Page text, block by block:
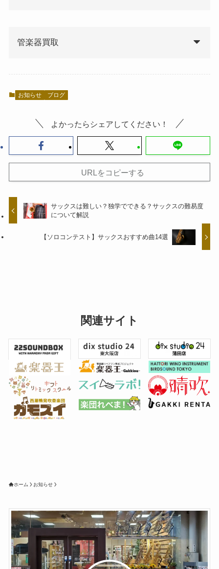
管楽器買取
お知らせ ブログ
よかったらシェアしてください！
URLをコピーする
サックスは難しい？独学でできる？サックスの難易度
について解説
【ソロコンテスト】サックスおすすめ曲14選
関連サイト
ホーム お知らせ